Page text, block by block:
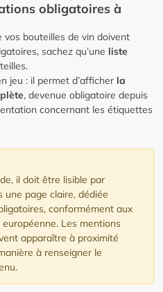
obligatoires à
vos bouteilles de vin doivent
sachez qu’une liste
jeu : il permet d’afficher la
, devenue obligatoire depuis
concernant les étiquettes
il doit être lisible par
une page claire, dédiée
conformément aux
Les mentions
apparaître à proximité
à renseigner le